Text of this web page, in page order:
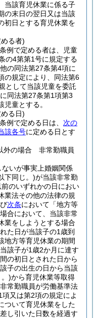
当該育児休業に係る子
の末日の翌日又は当該
初日とする育児休業を
る者)
例で定める者は、児童
の4第第1号に規定する
の同法第27条第4項に
の規定により、同法第6
として当該児童を委託
に同法第27条第1項第3
童とする。
る日)
例で定める日は、 次の
該各号に定める日とす
外の場合 非常勤職員
ないが事実上婚姻関係
下同じ。)が当該非常勤
のいずれかの日におい
業法その他の法律の規
次条において「地方等
合において、当該非常
業をしようとする場合
た日が当該子の1歳到
地方等育児休業の期間
該子が1歳2か月に達す
の初日とされた日から
子の出生の日から当該
)から育児休業等取得
常勤職員が労働基準法
又は第2項の規定によ
ついて育児休業をした
し引いた日数を経過す